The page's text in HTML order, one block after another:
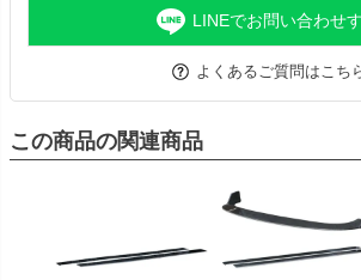
LINEでお問い合わせ
よくあるご質問はこち
この商品の関連商品